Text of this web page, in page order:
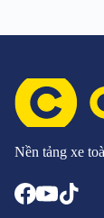
Nền tảng xe